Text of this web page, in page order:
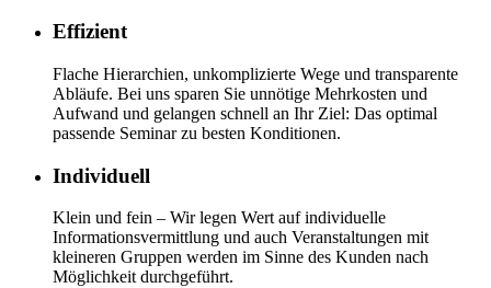
Effizient
Flache Hierarchien, unkomplizierte Wege und transparente
Abläufe. Bei uns sparen Sie unnötige Mehrkosten und
Aufwand und gelangen schnell an Ihr Ziel: Das optimal
passende Seminar zu besten Konditionen.
Individuell
Klein und fein – Wir legen Wert auf individuelle
Informationsvermittlung und auch Veranstaltungen mit
kleineren Gruppen werden im Sinne des Kunden nach
Möglichkeit durchgeführt.